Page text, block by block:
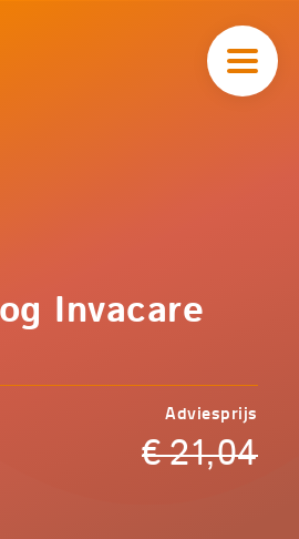
Invacare
Adviesprijs
€21,04